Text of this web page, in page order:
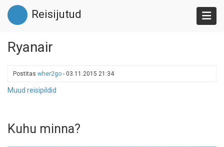
Liigu
edasi
põhisisu
Reisijutud
Ryanair
Postitas wher2go - 03.11.2015 21:34
Muud reisipildid
Kuhu minna?